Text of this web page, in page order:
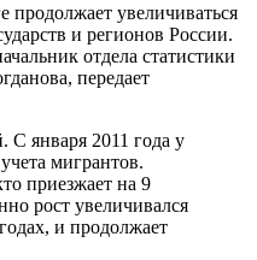
продолжает увеличиваться
и регионов России.
отдела статистики
передает
С января 2011 года у
мигрантов.
приезжает на 9
рост увеличивался
и продолжает